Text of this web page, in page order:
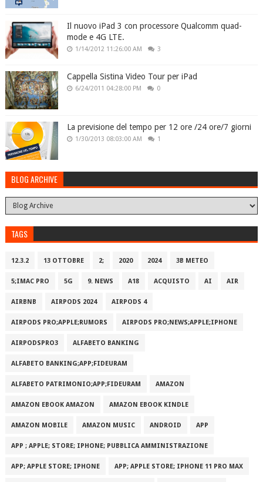
Il nuovo iPad 3 con processore Qualcomm quad-
mode e 4G LTE.
1/14/2012 11:26:00 AM 3
Cappella Sistina Video Tour per iPad
6/24/2011 04:28:00 PM 0
La previsione del tempo per 12 ore /24 ore/7 giorni
1/30/2013 08:03:00 AM 1
BLOG ARCHIVE
TAGS
12.3.2 13 OTTOBRE 2; 2020 2024 3B METEO
5;IMAC PRO 5G 9. NEWS A18 ACQUISTO AI AIR
AIRBNB AIRPODS 2024 AIRPODS 4
AIRPODS PRO;APPLE;RUMORS AIRPODS PRO;NEWS;APPLE;IPHONE
AIRPODSPRO3 ALFABETO BANKING
ALFABETO BANKING;APP;FIDEURAM
ALFABETO PATRIMONI‪O‬;APP;FIDEURAM AMAZON
AMAZON EBOOK AMAZON AMAZON EBOOK KINDLE
AMAZON MOBILE AMAZON MUSIC ANDROID APP
APP ; APPLE; STORE; IPHONE; PUBBLICA AMMINISTRAZIONE
APP; APPLE STORE; IPHONE APP; APPLE STORE; IPHONE 11 PRO MAX